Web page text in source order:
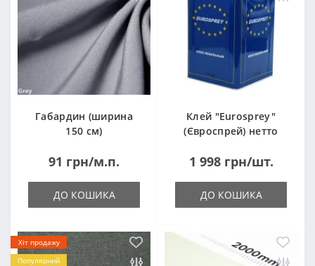
Габардин (ширина
150 см)
91 грн/м.п.
ДО КОШИКА
Клей "Eurosprey"
(Євроспрей) нетто
1 998 грн/шт.
ДО КОШИКА
Хіт продажу
Популярний